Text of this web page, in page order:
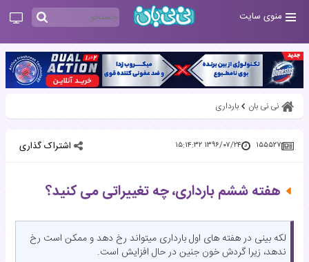
منوی سایت
نی نی بان بارداری
۱۵۵۵۲۷ ۱۳۹۶/۰۷/۲۴ ۱۵:۱۴:۳۲ اشتراک گذاری
هفته ششم بارداری، چه تغییراتی می کنید؟
لکه بینی در هفته های اول بارداری میتواند رخ دهد و ممکن است رخ
ندهد، زیرا گردش خون جنین در حال افزایش است.